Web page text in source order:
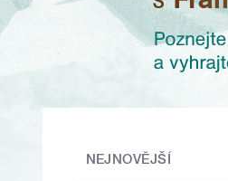
NEJNOVĚJŠÍ